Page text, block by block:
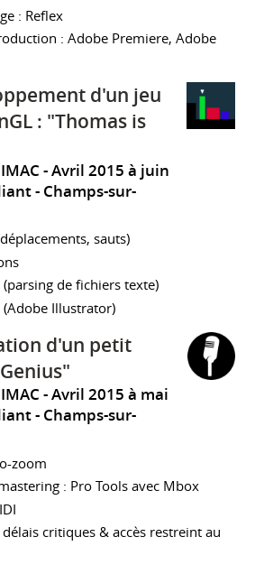
: Reflex
: Adobe Premiere, Adobe
d'un jeu
: "Thomas is
Avril 2015 à juin
Champs-sur-
sauts)
de fichiers texte)
Illustrator)
d'un petit
Avril 2015 à mai
Champs-sur-
zoom
: Pro Tools avec Mbox
critiques & accès restreint au